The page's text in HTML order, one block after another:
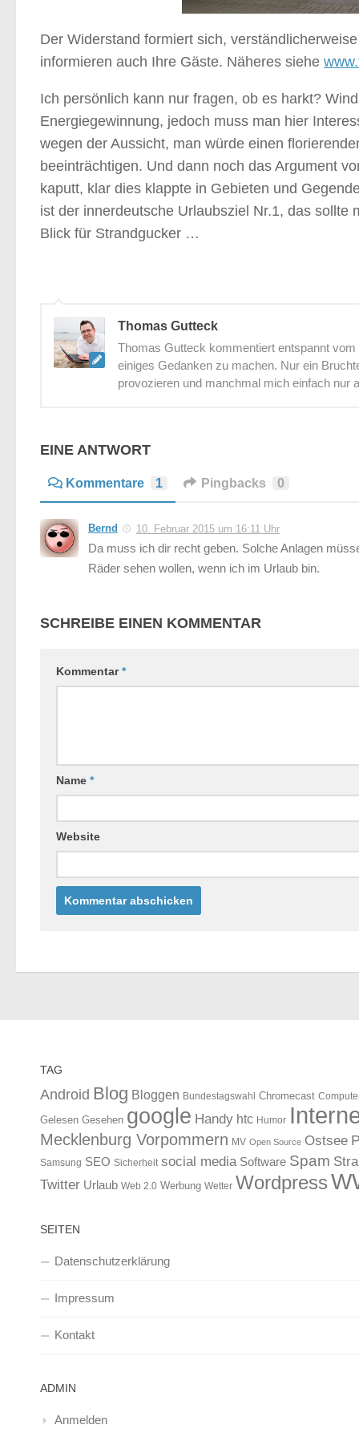
Der Widerstand formiert sich,
informieren auch Ihre Gäste. Näheres siehe
Ich persönlich kann nur fragen, ob es harkt?
Energiegewinnung, jedoch muss man hier
wegen der Aussicht, man würde einen
beeinträchtigen. Und dann noch das Argument
kaputt, klar dies klappte in Gebieten und
ist der innerdeutsche Urlaubsziel Nr.1, das
Blick für Strandgucker …
Thomas Gutteck
Thomas Gutteck kommentiert entspannt
einiges Gedanken zu machen. Nur ein
provozieren und manchmal mich einfach nur
EINE ANTWORT
Kommentare 1 Pingbacks 0
Bernd 10. Februar 2015 um 16:11 Uhr
Da muss ich dir recht geben. Solche Anlagen
Räder sehen wollen, wenn ich im Urlaub bin.
SCHREIBE EINEN KOMMENTAR
Kommentar*
Name *
Website
TAG
Android Blog Bloggen Bundestagswahl Chromecast
Gelesen Gesehen google Handy htc Humor
Mecklenburg Vorpommern MV Open Source Ostsee
Samsung SEO Sicherheit social media Software Spam
Twitter Urlaub Web 2.0 Werbung Wetter Wordpress
SEITEN
Datenschutzerklärung
Impressum
Kontakt
ADMIN
Anmelden